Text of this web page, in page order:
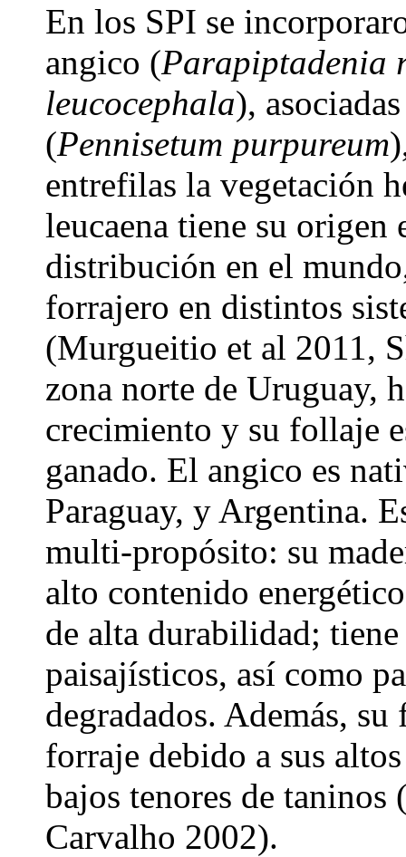
En los SPI se
angico (Parapiptadenia
leucocephala),
(Pennisetum purpureum
entrefilas la vegetación
leucaena tiene su
distribución en el
forrajero en distintos
(Murgueitio et al 2011,
zona norte de Uruguay,
crecimiento y su follaje
ganado. El angico es
Paraguay, y Argentina.
multi-propósito: su
alto contenido
de alta durabilidad;
paisajísticos, así como
degradados. Además,
forraje debido a sus
bajos tenores de
Carvalho 2002).